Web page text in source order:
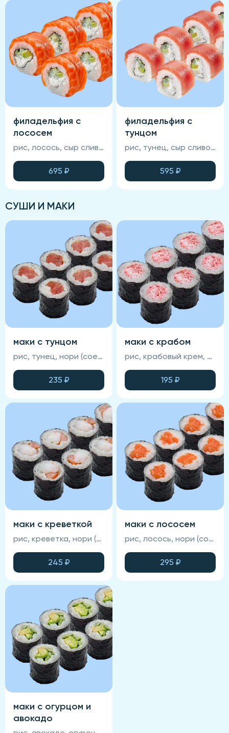
филадельфия с
лососем
рис, лосось, сыр сливочный, огурец, авокадо, нори (соевый соус, васаби и имбирь не входят в состав блюда)
695 ₽
филадельфия с
тунцом
рис, тунец, сыр сливочный, огурец, авокадо, нори, соус манго-чили (соевый соус, васаби и имбирь не входят в состав блюда)
595 ₽
СУШИ И МАКИ
маки с тунцом
рис, тунец, нори (соевый соус, васаби и имбирь не входят в состав блюда)
235 ₽
маки с крабом
рис, крабовый крем, нори (соевый соус, васаби и имбирь не входят в состав блюда)
195 ₽
маки с креветкой
рис, креветка, нори (соевый соус, васаби и имбирь не входят в состав блюда)
245 ₽
маки с лососем
рис, лосось, нори (соевый соус, васаби и имбирь не входят в состав блюда)
295 ₽
маки с огурцом и
авокадо